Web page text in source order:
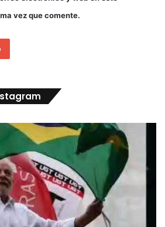
vez que comente.